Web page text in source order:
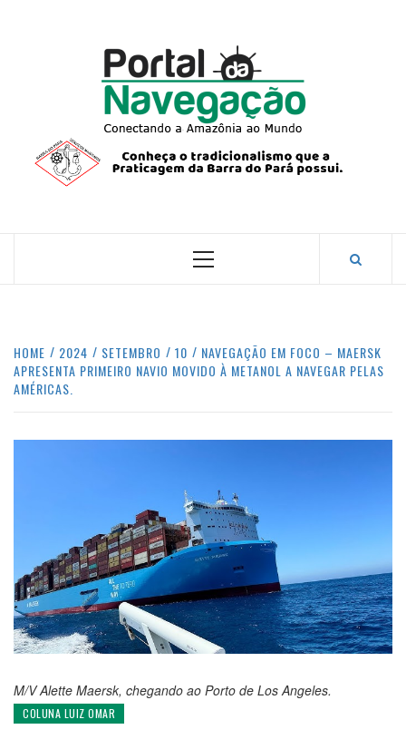
CONECTANDO A AMAZÔNIA COM O MUNDO.
Primary
HOME 2024 SETEMBRO 10
NAVEGAÇÃO EM FOCO – MAERSK
APRESENTA PRIMEIRO NAVIO MOVIDO À METANOL A NAVEGAR PELAS
AMÉRICAS.
M/V Alette Maersk, chegando ao Porto de Los Angeles.
COLUNA LUIZ OMAR